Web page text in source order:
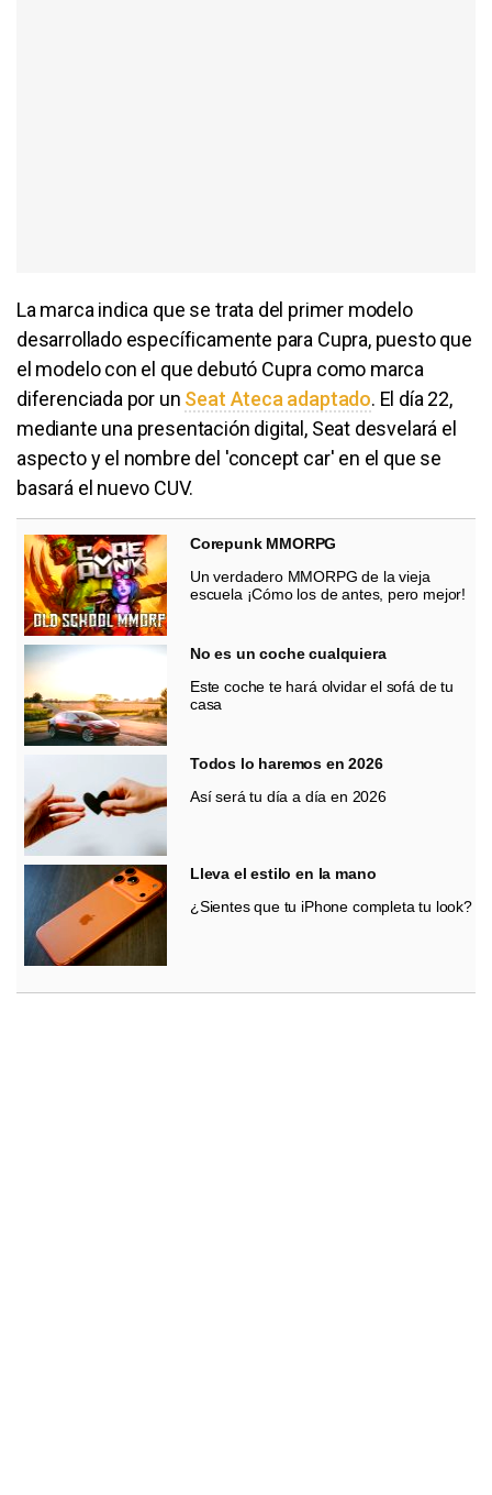
La marca indica que se trata del primer modelo
desarrollado específicamente para Cupra, puesto que
el modelo con el que debutó Cupra como marca
diferenciada por un Seat Ateca adaptado. El día 22,
mediante una presentación digital, Seat desvelará el
aspecto y el nombre del 'concept car' en el que se
basará el nuevo CUV.
Corepunk MMORPG
Un verdadero MMORPG de la vieja
escuela ¡Cómo los de antes, pero mejor!
No es un coche cualquiera
Este coche te hará olvidar el sofá de tu
casa
Todos lo haremos en 2026
Así será tu día a día en 2026
Lleva el estilo en la mano
¿Sientes que tu iPhone completa tu look?